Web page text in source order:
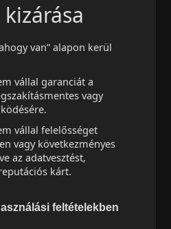
van” alapon kerül
vállal garanciát a
vagy
vállal felelősséget
vagy következményes
az adatvesztést,
kárt.
feltételekben